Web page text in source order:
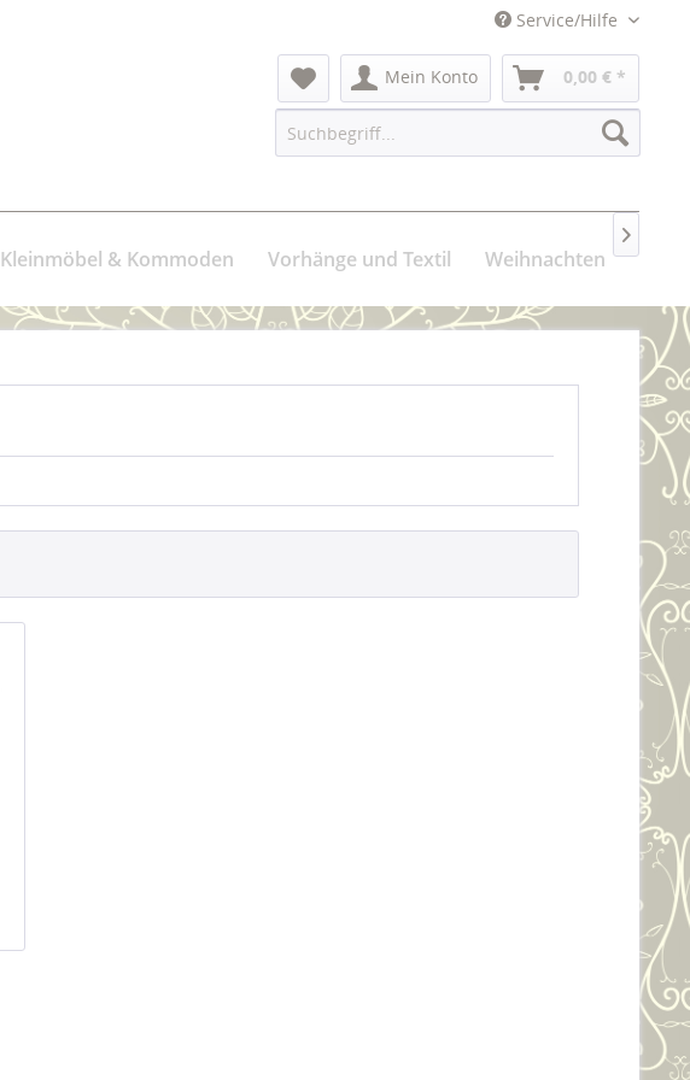
Service/Hilfe
Mein Konto 0,00 € *
Kleinmöbel & Kommoden Vorhänge und Textil Weihnachten
